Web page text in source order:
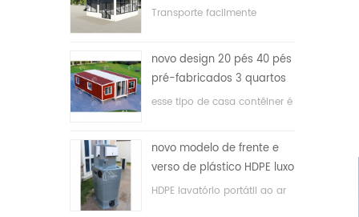
montada e conveniente
Transporte facilmente
novo design 20 pés 40 pés
pré-fabricados 3 quartos
minúscula casa recipiente
esse tipo de casa contêiner é
e com sistema elétrico.
novo modelo de frente e
verso de plástico HDPE luxo
público banheiro lavatório
HDPE lavatório portátil ao ar